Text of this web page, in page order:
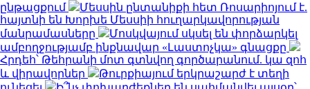
ընթացքում
Մեսսին ընտանիքի հետ Ռոսարիոյում է.
հայտնի են Խորխե Մեսսիի հուղարկավորության
մանրամասները
Մոսկվայում սկսել են փորձարկել
ամբողջությամբ ինքնավար «Լաստոչկա» գնացքը
Հրդեհ՝ Թեհրանի մոտ գտնվող գործարանում. կա զոհ
և վիրավորներ
Թուրքիայում երկրաշարժ է տեղի